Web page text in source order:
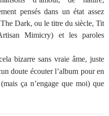
pensés dans un état assez
Dark, ou le titre du siècle, Tit
Mimicry) et les paroles
bizarre sans vraie âme, juste
doute écouter l’album pour en
ça n’engage que moi) que